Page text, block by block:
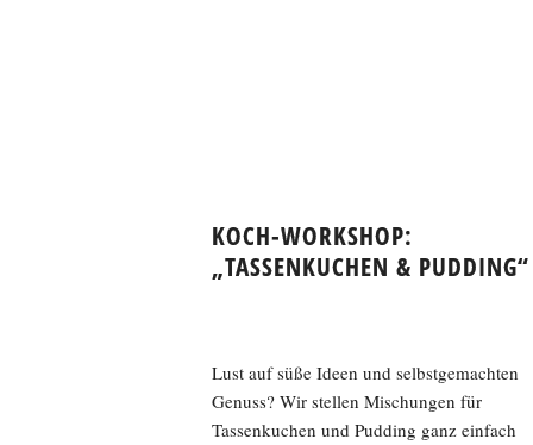
KOCH-WORKSHOP:
„TASSENKUCHEN & PUDDING“
Lust auf süße Ideen und selbstgemachten
Genuss? Wir stellen Mischungen für
Tassenkuchen und Pudding ganz einfach